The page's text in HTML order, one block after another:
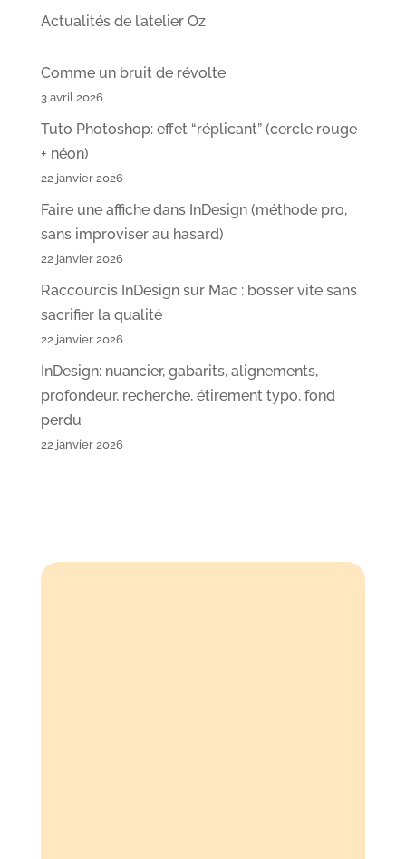
Actualités de l’atelier Oz
Comme un bruit de révolte
3 avril 2026
Tuto Photoshop: effet “réplicant” (cercle rouge
+ néon)
22 janvier 2026
Faire une affiche dans InDesign (méthode pro,
sans improviser au hasard)
22 janvier 2026
Raccourcis InDesign sur Mac : bosser vite sans
sacrifier la qualité
22 janvier 2026
InDesign: nuancier, gabarits, alignements,
profondeur, recherche, étirement typo, fond
perdu
22 janvier 2026